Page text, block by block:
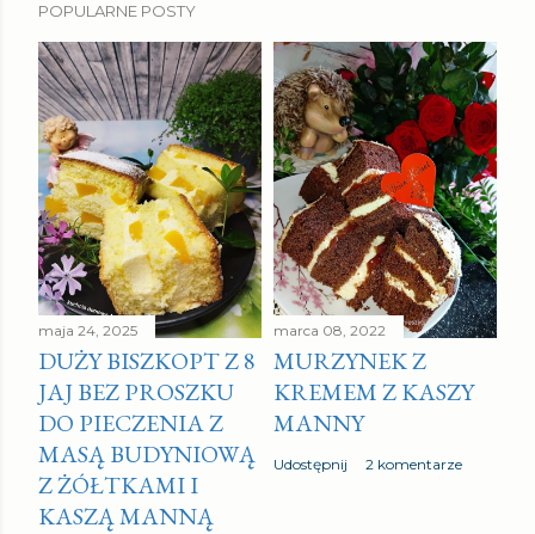
r
z
e
ś
l
i
j
k
o
m
e
n
t
a
r
z
POPULARNE POSTY
maja 24, 2025
DUŻY BISZKOPT Z 8
JAJ BEZ PROSZKU
DO PIECZENIA Z
MASĄ BUDYNIOWĄ
Z ŻÓŁTKAMI I
KASZĄ MANNĄ
marca 08, 2022
MURZYNEK Z
KREMEM Z KASZY
MANNY
Udostępnij 2 komentarze